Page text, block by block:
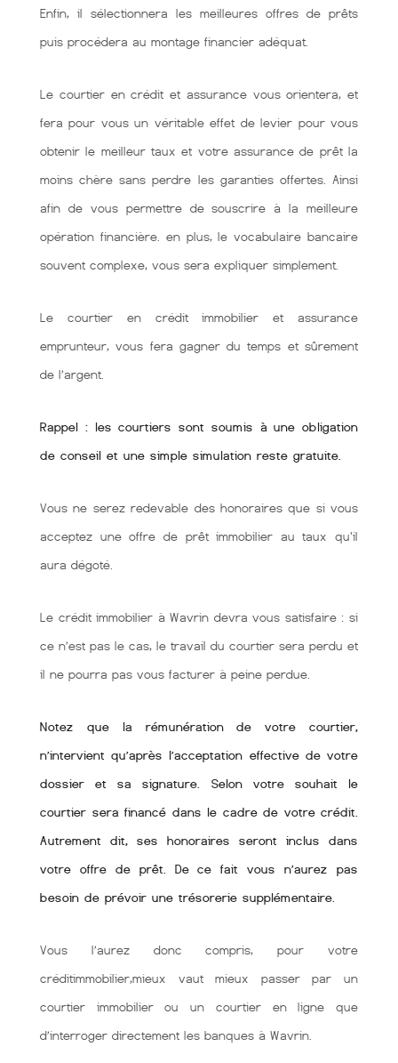
Enfin, il sélectionnera les meilleures offres de prêts
puis procédera au montage financier adéquat.
Le courtier en crédit et assurance vous orientera, et
fera pour vous un véritable effet de levier pour vous
obtenir le meilleur taux et votre assurance de prêt la
moins chère sans perdre les garanties offertes. Ainsi
afin de vous permettre de souscrire à la meilleure
opération financière. en plus, le vocabulaire bancaire
souvent complexe, vous sera expliquer simplement.
Le courtier en crédit immobilier et assurance
emprunteur, vous fera gagner du temps et sûrement
de l’argent.
Rappel : les courtiers sont soumis à une obligation
de conseil et une simple simulation reste gratuite.
Vous ne serez redevable des honoraires que si vous
acceptez une offre de prêt immobilier au taux qu'il
aura dégoté.
Le crédit immobilier à Wavrin devra vous satisfaire : si
ce n’est pas le cas, le travail du courtier sera perdu et
il ne pourra pas vous facturer à peine perdue.
Notez que la rémunération de votre courtier,
n’intervient qu’après l’acceptation effective de votre
dossier et sa signature. Selon votre souhait le
courtier sera financé dans le cadre de votre crédit.
Autrement dit, ses honoraires seront inclus dans
votre offre de prêt. De ce fait vous n’aurez pas
besoin de prévoir une trésorerie supplémentaire.
Vous l’aurez donc compris, pour votre
créditimmobilier,mieux vaut mieux passer par un
courtier immobilier ou un courtier en ligne que
d’interroger directement les banques à Wavrin.